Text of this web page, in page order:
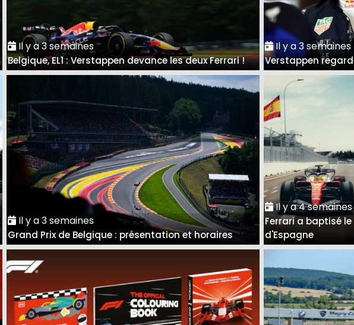
Il y a 3 semaines
Belgique, EL1 : Verstappen devance les deux Ferrari !
Il y a 3 semaines
Verstappen
Il y a 3 semaines
Grand Prix de Belgique : présentation et horaires
Il y a 4 semaines
Ferrari a baptisé le
d'Espagne